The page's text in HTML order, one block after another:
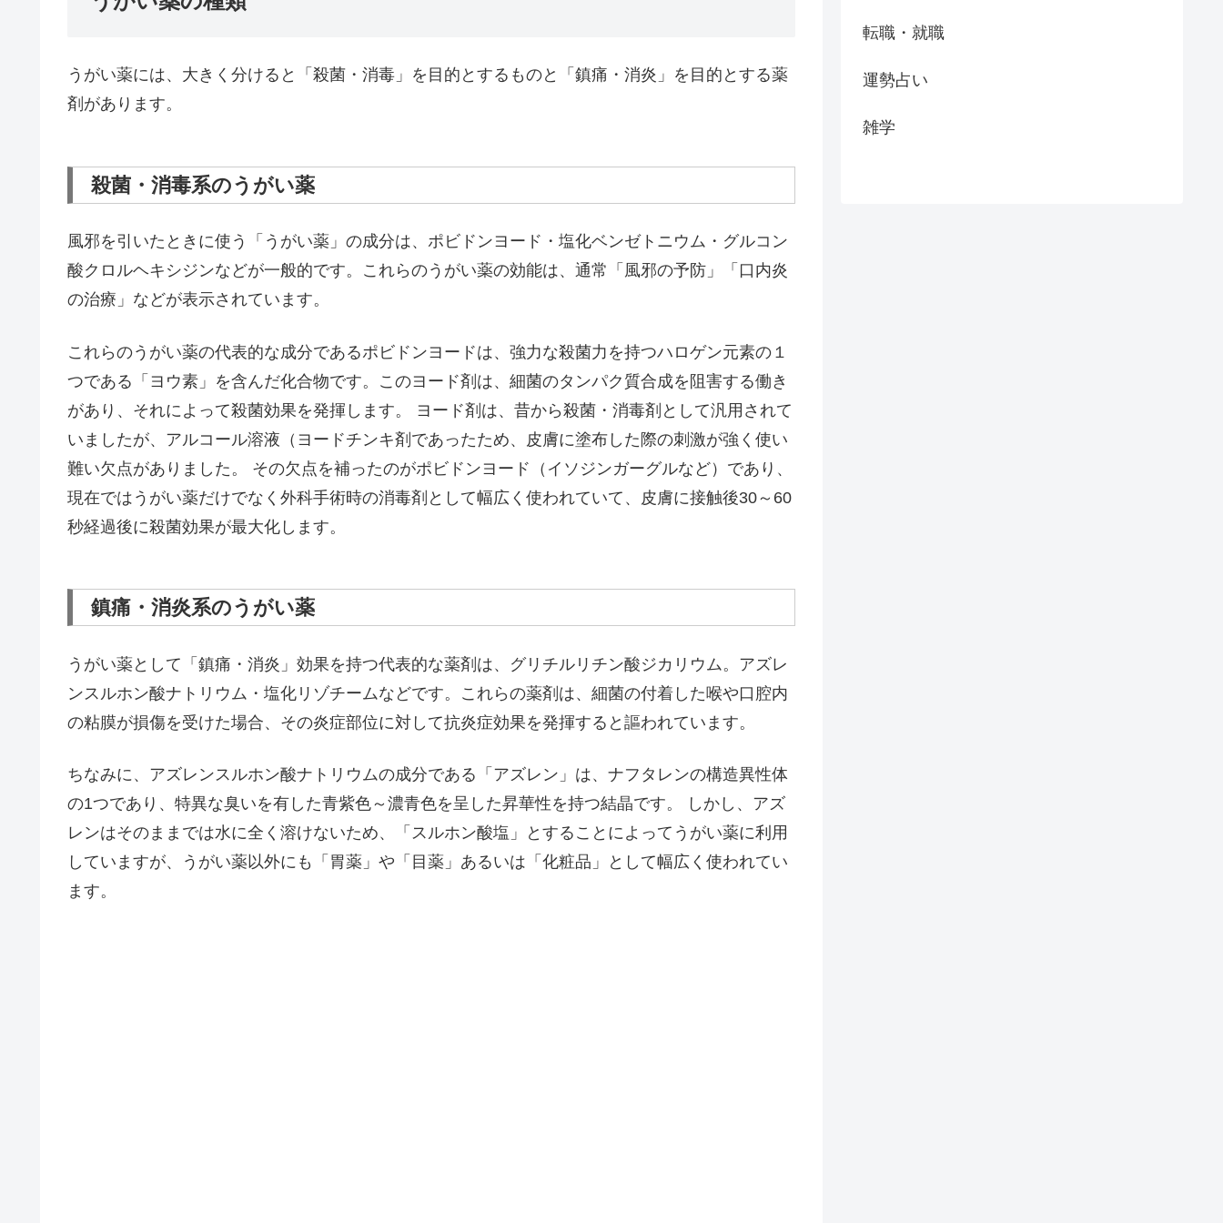
うがい薬には、大きく分けると「殺菌・消毒」を目的とするものと「鎮痛・消炎」を目的とする薬
剤があります。
殺菌・消毒系のうがい薬
風邪を引いたときに使う「うがい薬」の成分は、ポビドンヨード・塩化ベンゼトニウム・グルコン
酸クロルヘキシジンなどが一般的です。これらのうがい薬の効能は、通常「風邪の予防」「口内炎
の治療」などが表示されています。
これらのうがい薬の代表的な成分であるポビドンヨードは、強力な殺菌力を持つハロゲン元素の１
つである「ヨウ素」を含んだ化合物です。このヨード剤は、細菌のタンパク質合成を阻害する働き
があり、それによって殺菌効果を発揮します。 ヨード剤は、昔から殺菌・消毒剤として汎用されて
いましたが、アルコール溶液（ヨードチンキ剤であったため、皮膚に塗布した際の刺激が強く使い
難い欠点がありました。 その欠点を補ったのがポビドンヨード（イソジンガーグルなど）であり、
現在ではうがい薬だけでなく外科手術時の消毒剤として幅広く使われていて、皮膚に接触後30～60
秒経過後に殺菌効果が最大化します。
鎮痛・消炎系のうがい薬
うがい薬として「鎮痛・消炎」効果を持つ代表的な薬剤は、グリチルリチン酸ジカリウム。アズレ
ンスルホン酸ナトリウム・塩化リゾチームなどです。これらの薬剤は、細菌の付着した喉や口腔内
の粘膜が損傷を受けた場合、その炎症部位に対して抗炎症効果を発揮すると謳われています。
ちなみに、アズレンスルホン酸ナトリウムの成分である「アズレン」は、ナフタレンの構造異性体
の1つであり、特異な臭いを有した青紫色～濃青色を呈した昇華性を持つ結晶です。 しかし、アズ
レンはそのままでは水に全く溶けないため、「スルホン酸塩」とすることによってうがい薬に利用
していますが、うがい薬以外にも「胃薬」や「目薬」あるいは「化粧品」として幅広く使われてい
ます。
転職・就職
運勢占い
雑学